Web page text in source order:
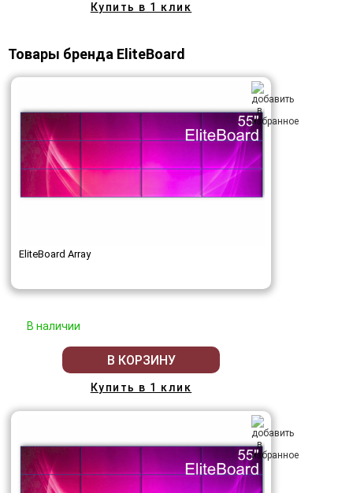
Купить в 1 клик
Товары бренда EliteBoard
EliteBoard Array
В наличии
В КОРЗИНУ
Купить в 1 клик